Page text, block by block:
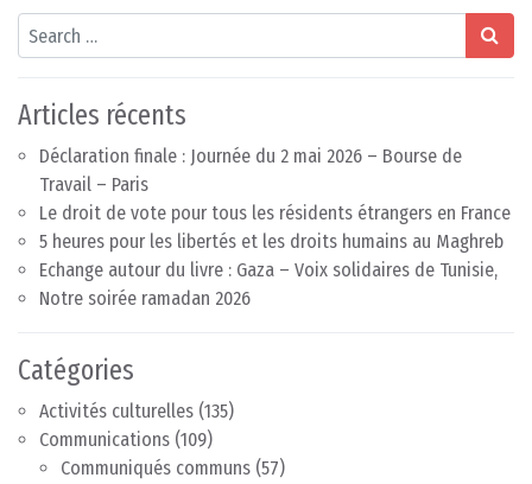
Search
Articles récents
Déclaration finale : Journée du 2 mai 2026 – Bourse de
Travail – Paris
Le droit de vote pour tous les résidents étrangers en France
5 heures pour les libertés et les droits humains au Maghreb
Echange autour du livre : Gaza – Voix solidaires de Tunisie,
Notre soirée ramadan 2026
Catégories
Activités culturelles (135)
Communications (109)
Communiqués communs (57)